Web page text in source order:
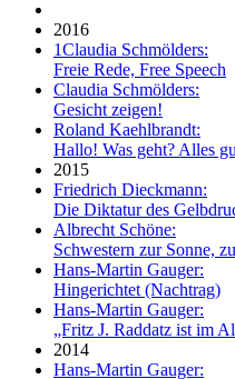
2016
1Claudia Schmölders:
Freie Rede, Free Speech
Claudia Schmölders:
Gesicht zeigen!
Roland Kaehlbrandt:
Hallo! Was geht? Alles
2015
Friedrich Dieckmann:
Die Diktatur des
Albrecht Schöne:
Schwestern zur Sonne,
Hans-Martin Gauger:
Hingerichtet (Nachtrag)
Hans-Martin Gauger:
„Fritz J. Raddatz ist im
2014
Hans-Martin Gauger: